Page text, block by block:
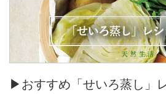
▶おすすめ「せいろ蒸し」